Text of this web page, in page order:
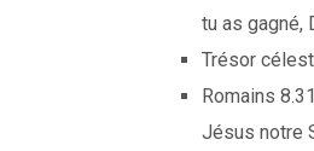
tu as gagné,
Trésor
Romains
Jésus notre